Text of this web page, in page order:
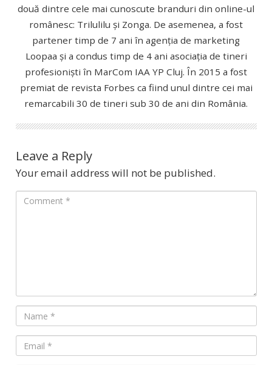
două dintre cele mai cunoscute branduri din online-ul
românesc: Trilulilu și Zonga. De asemenea, a fost
partener timp de 7 ani în agenția de marketing
Loopaa și a condus timp de 4 ani asociația de tineri
profesioniști în MarCom IAA YP Cluj. În 2015 a fost
premiat de revista Forbes ca fiind unul dintre cei mai
remarcabili 30 de tineri sub 30 de ani din România.
Leave a Reply
Your email address will not be published.